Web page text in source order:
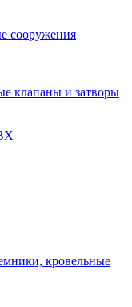
сооружения
клапаны и затворы
кровельные